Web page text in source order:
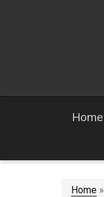
Home
Home »